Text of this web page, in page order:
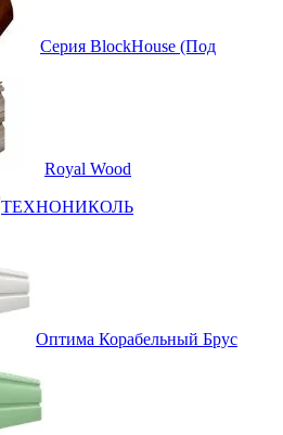
Серия BlockHouse (Под
Royal Wood
ТЕХНОНИКОЛЬ
Оптима Корабельный Брус